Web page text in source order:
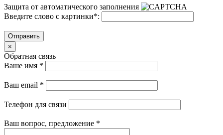
Защита от автоматического заполнения
Введите слово с картинки*:
Отправить
×
Обратная связь
Ваше имя *
Ваш email *
Телефон для связи
Ваш вопрос, предложение *